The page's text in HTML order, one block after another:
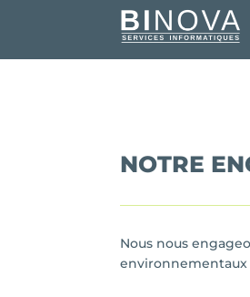
NOTRE
Nous nous